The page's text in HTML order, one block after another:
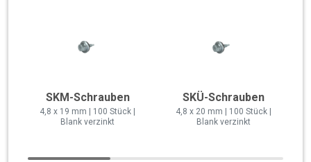
SKM-Schrauben
4,8 x 19 mm | 100 Stück |
Blank verzinkt
SKÜ-Schrauben
4,8 x 20 mm | 100 Stück |
Blank verzinkt